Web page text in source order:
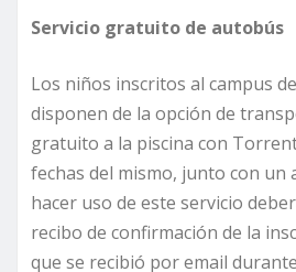
Servicio gratuito de autobús
Los niños inscritos al campus
disponen de la opción de
gratuito a la piscina con
fechas del mismo, junto con un
hacer uso de este servicio
recibo de confirmación de la
que se recibió por email